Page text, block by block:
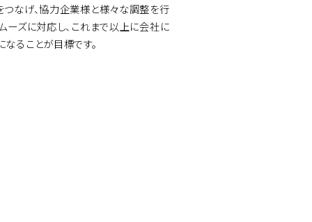
なげ、協力企業様と様々な調整を行
ーズに対応し、これまで以上に会社に
ることが目標です。